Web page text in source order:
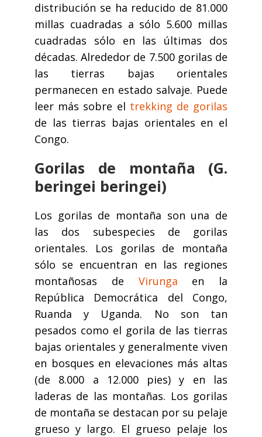
distribución se ha reducido de 81.000
millas cuadradas a sólo 5.600 millas
cuadradas sólo en las últimas dos
décadas. Alrededor de 7.500 gorilas de
las tierras bajas orientales
permanecen en estado salvaje. Puede
leer más sobre el trekking de gorilas
de las tierras bajas orientales en el
Congo.
Gorilas de montaña (G.
beringei beringei)
Los gorilas de montaña son una de
las dos subespecies de gorilas
orientales. Los gorilas de montaña
sólo se encuentran en las regiones
montañosas de Virunga en la
República Democrática del Congo,
Ruanda y Uganda. No son tan
pesados como el gorila de las tierras
bajas orientales y generalmente viven
en bosques en elevaciones más altas
(de 8.000 a 12.000 pies) y en las
laderas de las montañas. Los gorilas
de montaña se destacan por su pelaje
grueso y largo. El grueso pelaje los